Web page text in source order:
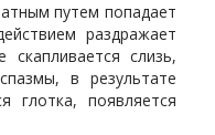
путем попадает
раздражает
слизь,
в результате
глотка, появляется